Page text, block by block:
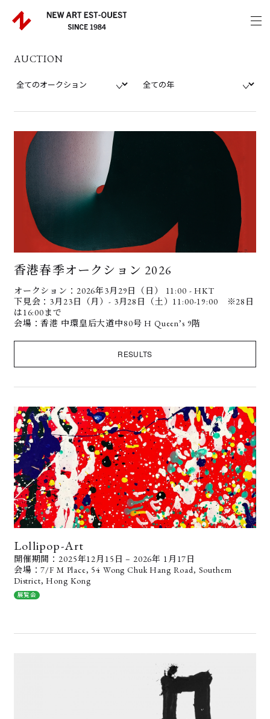
AUCTION
香港春季オークション 2026
オークション：2026年3月29日（日） 11:00 - HKT
下見会：3月23日（月）- 3月28日（土）11:00-19:00 ※28日
は16:00まで
会場：香港 中環皇后大道中80号 H Queen’s 9階
RESULTS
Lollipop-Art
開催期間：2025年12月15日 – 2026年 1月17日
会場：7/F M Place, 54 Wong Chuk Hang Road, Southern
District, Hong Kong
展覧会